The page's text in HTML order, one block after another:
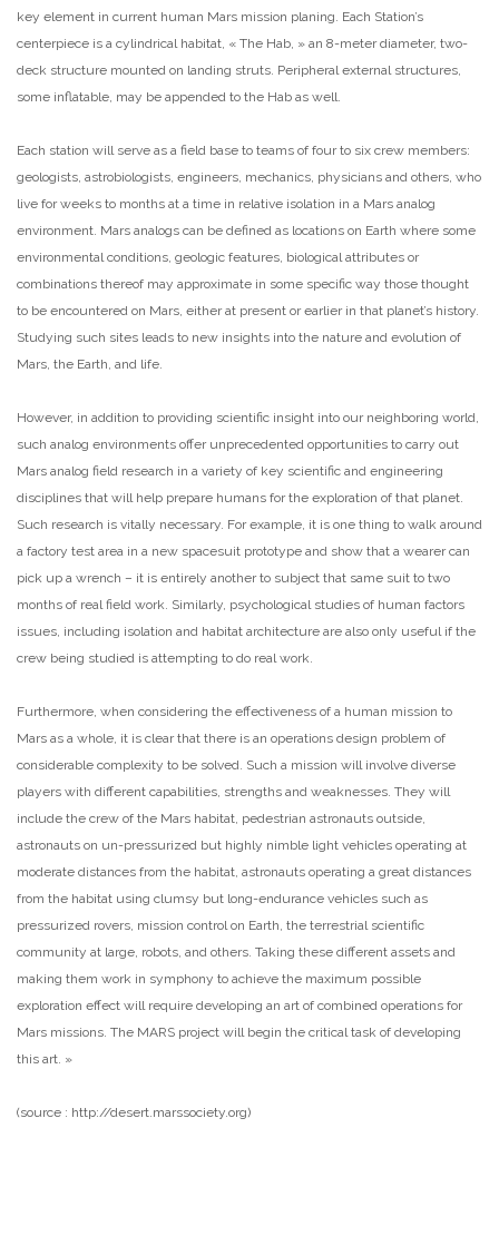
key element in current human Mars mission planing. Each Station’s
centerpiece is a cylindrical habitat, « The Hab, » an 8-meter diameter, two-
deck structure mounted on landing struts. Peripheral external structures,
some inflatable, may be appended to the Hab as well.
Each station will serve as a field base to teams of four to six crew members:
geologists, astrobiologists, engineers, mechanics, physicians and others, who
live for weeks to months at a time in relative isolation in a Mars analog
environment. Mars analogs can be defined as locations on Earth where some
environmental conditions, geologic features, biological attributes or
combinations thereof may approximate in some specific way those thought
to be encountered on Mars, either at present or earlier in that planet’s history.
Studying such sites leads to new insights into the nature and evolution of
Mars, the Earth, and life.
However, in addition to providing scientific insight into our neighboring world,
such analog environments offer unprecedented opportunities to carry out
Mars analog field research in a variety of key scientific and engineering
disciplines that will help prepare humans for the exploration of that planet.
Such research is vitally necessary. For example, it is one thing to walk around
a factory test area in a new spacesuit prototype and show that a wearer can
pick up a wrench – it is entirely another to subject that same suit to two
months of real field work. Similarly, psychological studies of human factors
issues, including isolation and habitat architecture are also only useful if the
crew being studied is attempting to do real work.
Furthermore, when considering the effectiveness of a human mission to
Mars as a whole, it is clear that there is an operations design problem of
considerable complexity to be solved. Such a mission will involve diverse
players with different capabilities, strengths and weaknesses. They will
include the crew of the Mars habitat, pedestrian astronauts outside,
astronauts on un-pressurized but highly nimble light vehicles operating at
moderate distances from the habitat, astronauts operating a great distances
from the habitat using clumsy but long-endurance vehicles such as
pressurized rovers, mission control on Earth, the terrestrial scientific
community at large, robots, and others. Taking these different assets and
making them work in symphony to achieve the maximum possible
exploration effect will require developing an art of combined operations for
Mars missions. The MARS project will begin the critical task of developing
this art. »
(source : http://desert.marssociety.org)